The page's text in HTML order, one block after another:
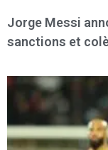
Jorge Messi
sanctions et